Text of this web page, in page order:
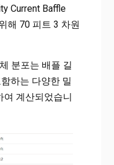
Current Baffle
해 70 피트 3 차원
분포는 배플 길
하는 다양한 밀
여 계산되었습니